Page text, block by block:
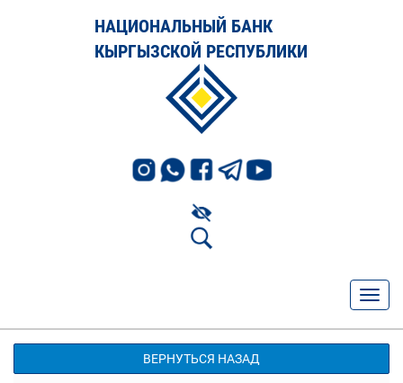
НАЦИОНАЛЬНЫЙ БАНК
КЫРГЫЗСКОЙ РЕСПУБЛИКИ
ВЕРНУТЬСЯ НАЗАД